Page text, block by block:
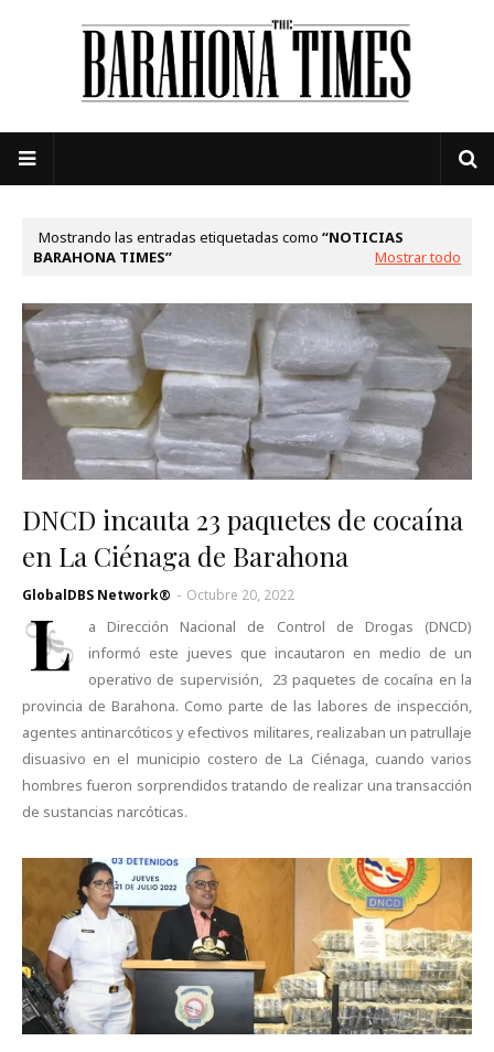
Mostrando las entradas etiquetadas como
NOTICIAS
BARAHONA TIMES
Mostrar todo
DNCD incauta 23 paquetes de cocaína
en La Ciénaga de Barahona
GlobalDBS Network® - Octubre 20, 2022
L
a Dirección Nacional de Control de Drogas (DNCD)
informó este jueves que incautaron en medio de un
operativo de supervisión, 23 paquetes de cocaína en la
provincia de Barahona. Como parte de las labores de inspección,
agentes antinarcóticos y efectivos militares, realizaban un patrullaje
disuasivo en el municipio costero de La Ciénaga, cuando varios
hombres fueron sorprendidos tratando de realizar una transacción
de sustancias narcóticas.